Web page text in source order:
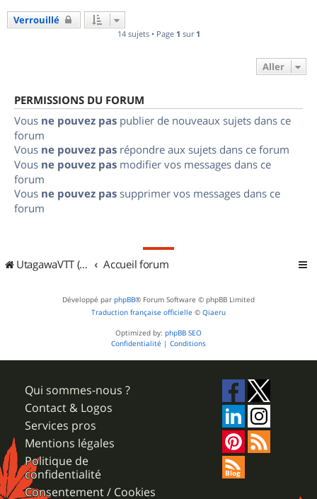
Verrouillé
14 sujets • Page 1 sur 1
Aller
PERMISSIONS DU FORUM
Vous ne pouvez pas publier de nouveaux sujets dans ce
forum
Vous ne pouvez pas répondre aux sujets dans ce forum
Vous ne pouvez pas modifier vos messages dans ce
forum
Vous ne pouvez pas supprimer vos messages dans ce
forum
UtagawaVTT (Randos VTT et VTTAE avec traces GPS) Accueil forum
Développé par phpBB® Forum Software © phpBB Limited
Traduction française officielle © Qiaeru
Optimized by: phpBB SEO
Confidentialité | Conditions
Qui sommes-nous ?
Contact & Logos
Services pros
Mentions légales
Politique de
confidentialité
Consentement / Cookies